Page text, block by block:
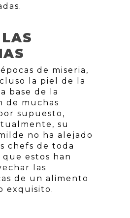
de miseria,
la piel de la
base de la
de muchas
supuesto,
su
no ha alejado
chefs de toda
que estos han
las
de un alimento
exquisito.